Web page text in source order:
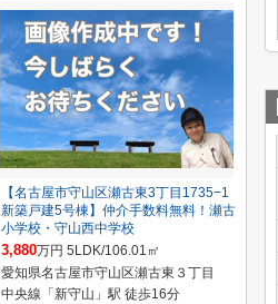
【名古屋市守山区瀬古東3丁目1735−1
新築戸建5号棟】仲介手数料無料！瀬古
小学校・守山西中学校
3,880万円 5LDK/106.01㎡
愛知県名古屋市守山区瀬古東３丁目
中央線「新守山」駅 徒歩16分